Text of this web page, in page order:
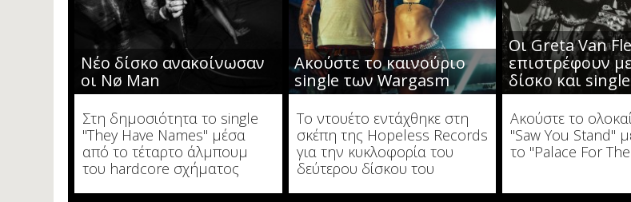
Νέο δίσκο ανακοίνωσαν
οι Nø Man
Στη δημοσιότητα το single
"They Have Names" μέσα
από το τέταρτο άλμπουμ
του hardcore σχήματος
Ακούστε το καινούριο
single των Wargasm
To ντουέτο εντάχθηκε στη
σκέπη της Hopeless Records
για την κυκλοφορία του
δεύτερου δίσκου του
Οι Greta Van
επιστρέφουν
δίσκο και single
Ακούστε το
"Saw You Stand"
το "Palace For